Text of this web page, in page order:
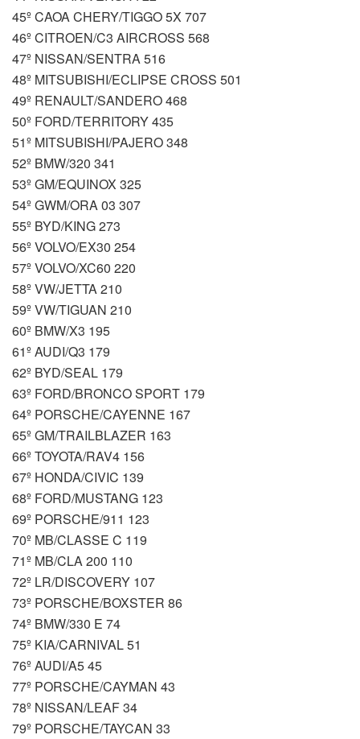
45º CAOA CHERY/TIGGO 5X 707
46º CITROEN/C3 AIRCROSS 568
47º NISSAN/SENTRA 516
48º MITSUBISHI/ECLIPSE CROSS 501
49º RENAULT/SANDERO 468
50º FORD/TERRITORY 435
51º MITSUBISHI/PAJERO 348
52º BMW/320 341
53º GM/EQUINOX 325
54º GWM/ORA 03 307
55º BYD/KING 273
56º VOLVO/EX30 254
57º VOLVO/XC60 220
58º VW/JETTA 210
59º VW/TIGUAN 210
60º BMW/X3 195
61º AUDI/Q3 179
62º BYD/SEAL 179
63º FORD/BRONCO SPORT 179
64º PORSCHE/CAYENNE 167
65º GM/TRAILBLAZER 163
66º TOYOTA/RAV4 156
67º HONDA/CIVIC 139
68º FORD/MUSTANG 123
69º PORSCHE/911 123
70º MB/CLASSE C 119
71º MB/CLA 200 110
72º LR/DISCOVERY 107
73º PORSCHE/BOXSTER 86
74º BMW/330 E 74
75º KIA/CARNIVAL 51
76º AUDI/A5 45
77º PORSCHE/CAYMAN 43
78º NISSAN/LEAF 34
79º PORSCHE/TAYCAN 33